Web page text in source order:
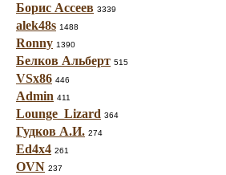
Борис Ассеев 3339
alek48s 1488
Ronny 1390
Белков Альберт 515
VSx86 446
Admin 411
Lounge_Lizard 364
Гудков А.И. 274
Ed4x4 261
OVN 237